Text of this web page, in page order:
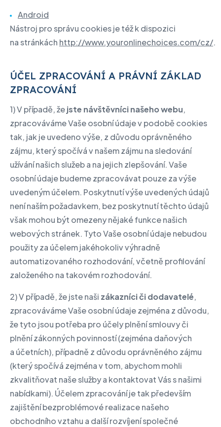
Android
Nástroj pro správu cookies je též k dispozici
na stránkách http://www.youronlinechoices.com/cz/.
ÚČEL ZPRACOVÁNÍ A PRÁVNÍ ZÁKLAD
ZPRACOVÁNÍ
1) V případě, žejste návštěvníci našeho webu,
zpracováváme Vaše osobní údaje v podobě cookies
tak, jak je uvedeno výše, z důvodu oprávněného
zájmu, který spočívá v našem zájmu na sledování
užívání našich služeb a na jejich zlepšování. Vaše
osobní údaje budeme zpracovávat pouze za výše
uvedeným účelem. Poskytnutí výše uvedených údajů
není naším požadavkem, bez poskytnutí těchto údajů
však mohou být omezeny nějaké funkce našich
webových stránek. Tyto Vaše osobní údaje nebudou
použity za účelem jakéhokoliv výhradně
automatizovaného rozhodování, včetně profilování
založeného na takovém rozhodování.
2) V případě, že jste naši zákazníci či dodavatelé,
zpracováváme Vaše osobní údaje zejména z důvodu,
že tyto jsou potřeba pro účely plnění smlouvy či
plnění zákonných povinností (zejména daňových
a účetních), případně z důvodu oprávněného zájmu
(který spočívá zejména v tom, abychom mohli
zkvalitňovat naše služby a kontaktovat Vás s našimi
nabídkami). Účelem zpracování je tak především
zajištění bezproblémové realizace našeho
obchodního vztahu a další rozvíjení společné